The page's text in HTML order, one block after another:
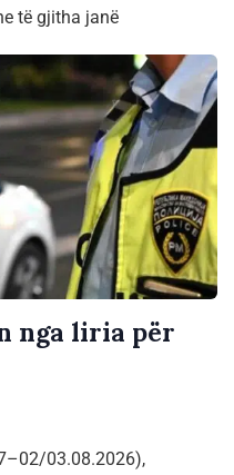
të gjitha janë
nga liria për
03.08.2026),